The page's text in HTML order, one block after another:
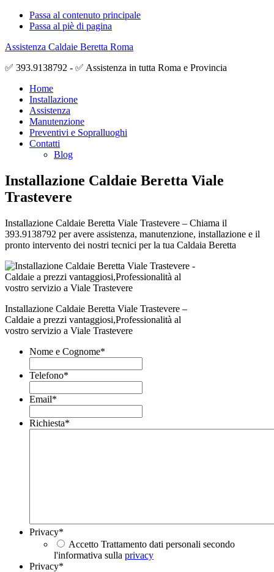
Passa al contenuto principale
Passa al piè di pagina
Assistenza Caldaie Beretta Roma
✅ 393.9138792 - ✅ Assistenza in tutta Roma e Provincia
Home
Installazione
Assistenza
Manutenzione
Preventivi e Sopralluoghi
Contatti
Blog
Installazione Caldaie Beretta Viale
Trastevere
Installazione Caldaie Beretta Viale Trastevere – Chiama il
393.9138792 per avere assistenza, manutenzione, installazione e il
pronto intervento dei nostri tecnici per la tua Caldaia Beretta
Installazione Caldaie Beretta Viale Trastevere –
Caldaie a prezzi vantaggiosi,Professionalità al
vostro servizio a Viale Trastevere
Nome e Cognome*
Telefono*
Email*
Richiesta*
Privacy*
Accetto Trattamento dati personali secondo
l'informativa sulla privacy
Privacy*